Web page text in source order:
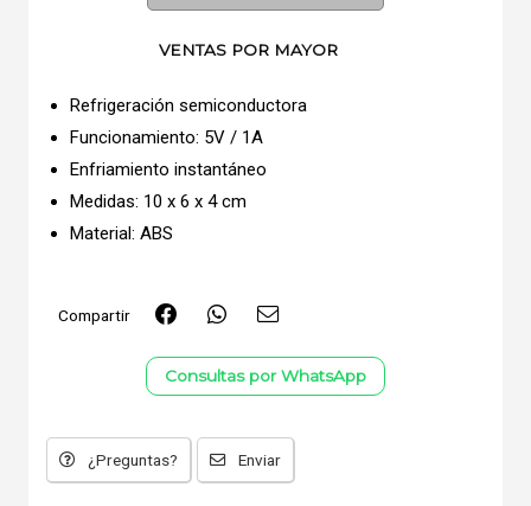
VENTAS POR MAYOR
Refrigeración semiconductora
Funcionamiento: 5V / 1A
Enfriamiento instantáneo
Medidas: 10 x 6 x 4 cm
Material: ABS
Compartir
Consultas por WhatsApp
¿Preguntas? Enviar